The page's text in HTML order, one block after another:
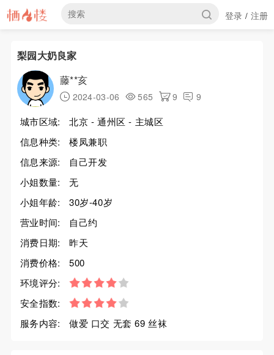
登录 / 注册
梨园大奶良家
藤**亥
2024-03-06 565 9 9
城市区域:
北京 - 通州区 - 主城区
信息种类:
楼凤兼职
信息来源:
自己开发
小姐数量:
无
小姐年龄:
30岁-40岁
营业时间:
自己约
消费日期:
昨天
消费价格:
500
环境评分:
安全指数:
服务内容:
做爱 口交 无套 69 丝袜